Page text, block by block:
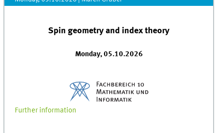
Spin geometry and index theory
Monday, 05.10.2026
Further information